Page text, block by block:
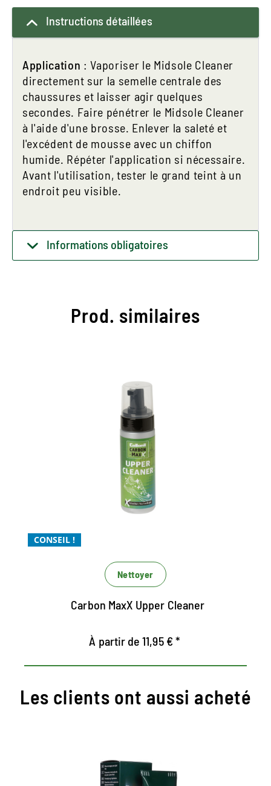
Instructions détaillées
Application : Vaporiser le Midsole Cleaner
directement sur la semelle centrale des
chaussures et laisser agir quelques
secondes. Faire pénétrer le Midsole Cleaner
à l'aide d'une brosse. Enlever la saleté et
l'excédent de mousse avec un chiffon
humide. Répéter l'application si nécessaire.
Avant l'utilisation, tester le grand teint à un
endroit peu visible.
Informations obligatoires
Prod. similaires
CONSEIL !
Le meilleur upper cleaning
avec la technologie
micellaire
Pour un nettoyage en douceur Xtra
Xtra puissant et Xtrem économique
Pour un nettoyage puissant et efficace de
Nettoyer
Carbon MaxX Upper Cleaner
À partir de 11,95 € *
Les clients ont aussi acheté